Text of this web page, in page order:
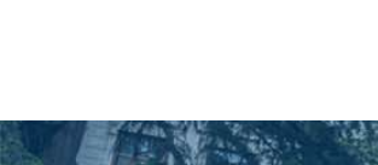
STATE UNIVERSITY